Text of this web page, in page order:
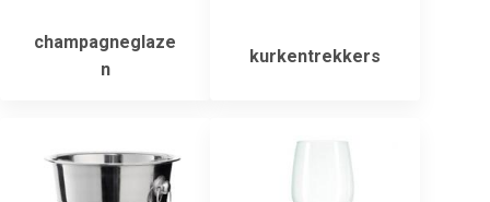
champagneglaze
n
kurkentrekkers